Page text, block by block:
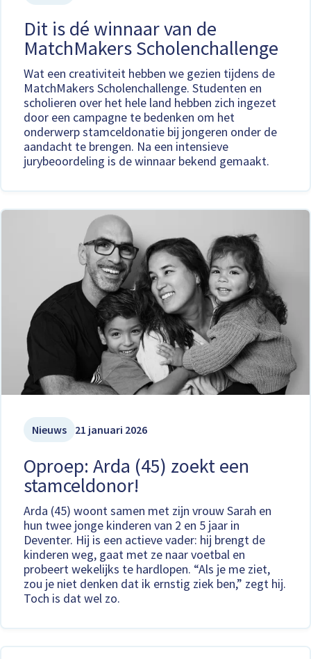
Dit is dé winnaar van de
MatchMakers Scholenchallenge
Wat een creativiteit hebben we gezien tijdens de
MatchMakers Scholenchallenge. Studenten en
scholieren over het hele land hebben zich ingezet
door een campagne te bedenken om het
onderwerp stamceldonatie bij jongeren onder de
aandacht te brengen. Na een intensieve
jurybeoordeling is de winnaar bekend gemaakt.
Nieuws 21 januari 2026
Oproep: Arda (45) zoekt een
stamceldonor!
Arda (45) woont samen met zijn vrouw Sarah en
hun twee jonge kinderen van 2 en 5 jaar in
Deventer. Hij is een actieve vader: hij brengt de
kinderen weg, gaat met ze naar voetbal en
probeert wekelijks te hardlopen. “Als je me ziet,
zou je niet denken dat ik ernstig ziek ben,” zegt hij.
Toch is dat wel zo.